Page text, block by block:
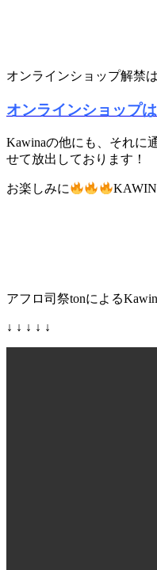
オンラインショップ解禁
オンラインショップ
Kawinaの他にも、それに
せて放出しております！
お楽しみに
アフロ司祭tonによる
↓ ↓ ↓ ↓ ↓